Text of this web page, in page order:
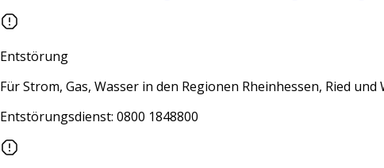
Entstörung
Für Strom, Gas, Wasser in den Regionen Rheinhessen, Ried und
Entstörungsdienst: 0800 1848800